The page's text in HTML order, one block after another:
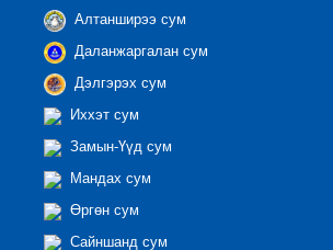
Алтанширээ сум
Даланжаргалан сум
Дэлгэрэх сум
Иххэт сум
Замын-Үүд сум
Мандах сум
Өргөн сум
Сайншанд сум